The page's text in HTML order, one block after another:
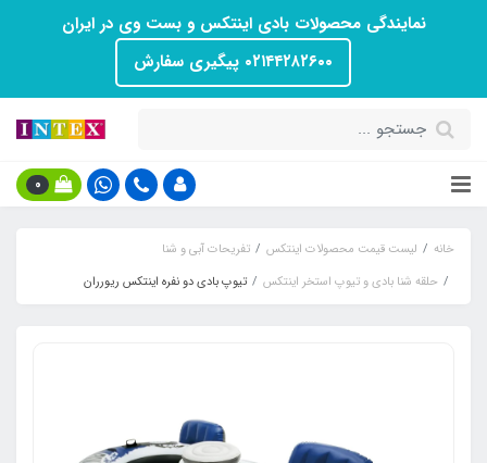
نمایندگی محصولات بادی اینتکس و بست وی در ایران
۰۲۱۴۴۲۸۲۶۰۰ پیگیری سفارش
0
خانه لیست قیمت محصولات اینتکس
تفریحات آبی و شنا
حلقه شنا بادی و تیوپ استخر اینتکس
تیوپ بادی دو نفره اینتکس ریورران